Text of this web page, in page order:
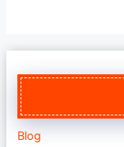
Blog